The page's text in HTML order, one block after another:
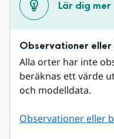
Lär dig mer
Observationer
Alla orter har inte
beräknas ett värde
och modelldata.
Observationer eller